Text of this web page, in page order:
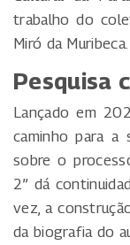
trabalho do
Miró da Muribeca.
Pesquisa
Lançado em
caminho para a
sobre o
2” dá
vez, a
da biografia do